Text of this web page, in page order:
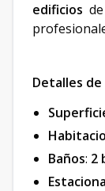
edificios de
Detalles
Baños: 2